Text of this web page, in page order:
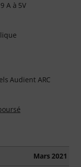
A à 5V
Audient ARC
Mars 2021